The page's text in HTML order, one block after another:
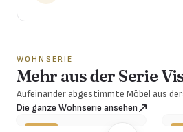
WOHNSERIE
Mehr aus der Serie
Aufeinander abgestimmte Möbel aus
Die ganze Wohnserie ansehen